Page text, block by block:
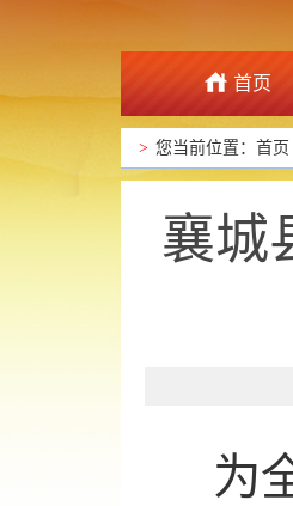
首页
政府
> 您当前位置： 首页
襄城
为